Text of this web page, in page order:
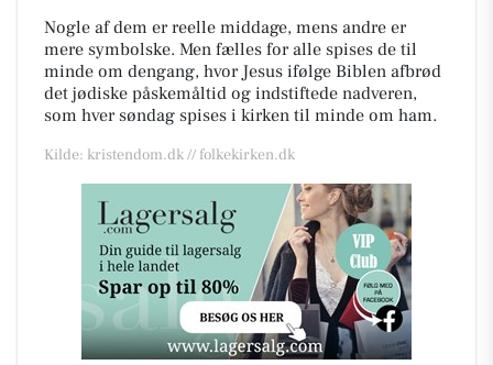
Nogle af dem er reelle middage, mens andre er
mere symbolske. Men fælles for alle spises de til
minde om dengang, hvor Jesus ifølge Biblen afbrød
det jødiske påskemåltid og indstiftede nadveren,
som hver søndag spises i kirken til minde om ham.
Kilde: kristendom.dk // folkekirken.dk